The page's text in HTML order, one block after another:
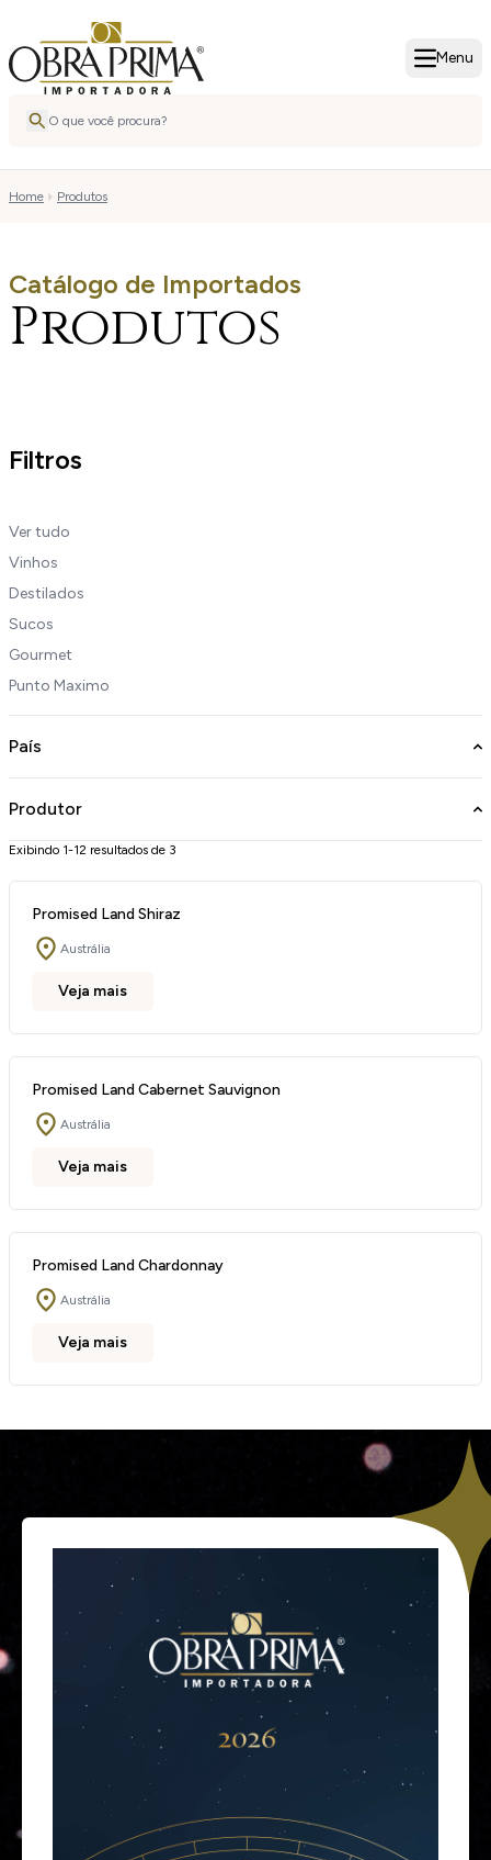
Menu
Home Produtos
Catálogo de Importados
Produtos
Filtros
Ver tudo
Vinhos
Destilados
Sucos
Gourmet
Punto Maximo
País
Produtor
Exibindo 1-12 resultados de 3
Promised Land Shiraz
Austrália
Veja mais
Promised Land Cabernet Sauvignon
Austrália
Veja mais
Promised Land Chardonnay
Austrália
Veja mais